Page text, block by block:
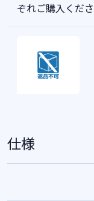
ぞれご購入くだ
仕様